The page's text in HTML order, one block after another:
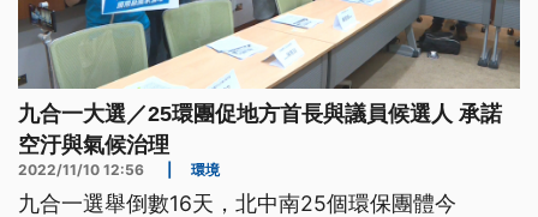
九合一大選／25環團促地方首長與議員候選人 承諾
空汙與氣候治理
2022/11/10 12:56 環境
九合一選舉倒數16天，北中南25個環保團體今